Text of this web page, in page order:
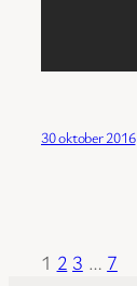
30 oktober 2016
1 2 3 … 7